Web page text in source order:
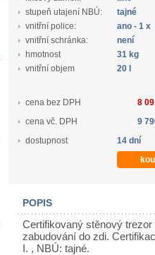
stupeň utajení NBÚ:
tajné
vnitřní police:
ano - 1 x
vnitřní schránka:
není
hmotnost
31 kg
vnitřní objem
20 l
cena bez DPH
8
cena vč. DPH
9
dostupnost
14 dní
POPIS
Certifikovaný stěnový
zabudování do zdi.
I. , NBÚ: tajné.